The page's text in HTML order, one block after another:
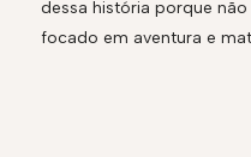
dessa história porque
focado em aventura e